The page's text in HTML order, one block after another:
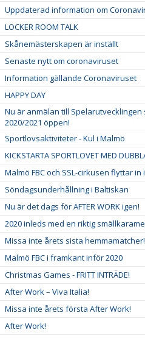
Uppdaterad information om
LOCKER ROOM TALK
Skånemästerskapen är inställt
Senaste nytt om coronaviruset
Information gällande Coronaviruset
HAPPY DAY
Nu är anmälan till Spelarutvecklingen
2020/2021 öppen!
Sportlovsaktiviteter - Kul i Malmö
KICKSTARTA SPORTLOVET MED
Malmö FBC och SSL-cirkusen flyttar
Söndagsunderhållning i Baltiskan
Nu är det dags för AFTER WORK igen!
2020 inleds med en riktig
Missa inte årets sista hemmamatcher! -
Malmö FBC i framkant inför 2020
Christmas Games - FRITT INTRÄDE!
After Work – Viva Italia!
Missa inte årets första After Work!
After Work!